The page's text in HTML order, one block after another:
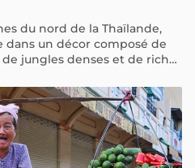
du nord de la Thaïlande,
dans un décor composé de
jungles denses et de riches